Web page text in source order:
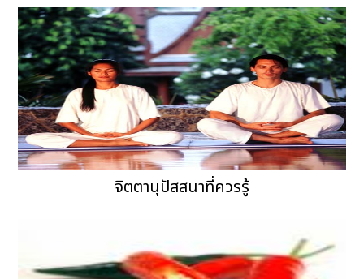
จิตตานุปัสสนาที่ควรรู้